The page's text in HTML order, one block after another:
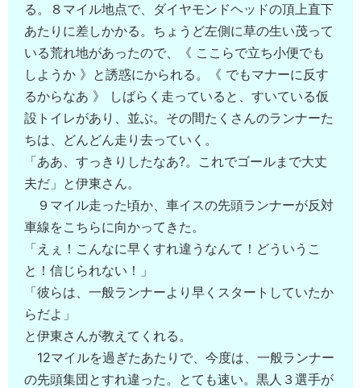
る。８マイル地点で、ダイヤモンドヘッドの頂上直下
あたりに差しかかる。ちょうど左側に草の生い茂って
いる荒れ地があったので、《 ここらで立ち小便でも
しようか 》と誘惑にかられる。《 でもマナーに反す
るからなあ 》 しばらく走っていると、すいている仮
設トイレがあり、並ぶ。その間たくさんのランナーた
ちは、どんどん走り去っていく。
「ああ、すっきりしたなあ?。これでゴールまで大丈
夫だ」と伊東さん。
９マイル走った頃か、車イスの先頭ランナーが反対
車線をこちらに向かってきた。
「えぇ！こんなに早くすれ違うなんて！どういうこ
と！信じられない！」
「彼らは、一般ランナーより早くスタートしていたか
らだよ」
と伊東さんが教えてくれる。
12マイルを過ぎたあたりで、今度は、一般ランナー
の先頭集団とすれ違った。とても速い。黒人３選手が